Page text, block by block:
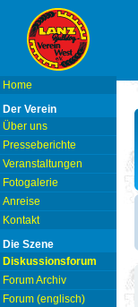
Home
Der Verein
Über uns
Presseberichte
Veranstaltungen
Fotogalerie
Anreise
Kontakt
Die Szene
Diskussionsforum
Forum Archiv
Forum (englisch)